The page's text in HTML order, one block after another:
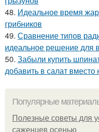
48. Идеальное время
грибников
49. Сравнение типов
идеальное решение для
50. Забыли купить
добавить в салат вместо
Популярные
Полезные советы для
саженцев осенью